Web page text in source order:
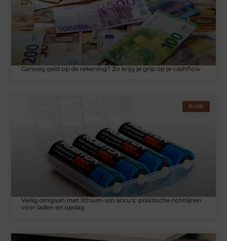
Genoeg geld op de rekening? Zo krijg je grip op je cashflow
BLOG
Veilig omgaan met lithium-ion accu's: praktische richtlijnen
voor laden en opslag